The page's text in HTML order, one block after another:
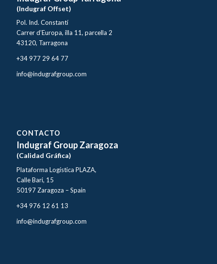
(Indugraf Offset)
Pol. Ind. Constantí
Carrer d’Europa, illa 11, parcella 2
43120, Tarragona
+34 977 29 64 77
info@indugrafgroup.com
CONTACTO
Indugraf Group Zaragoza
(Calidad Gráfica)
Plataforma Logística PLAZA,
Calle Bari, 15
50197 Zaragoza – Spain
+34 976 12 61 13
info@indugrafgroup.com